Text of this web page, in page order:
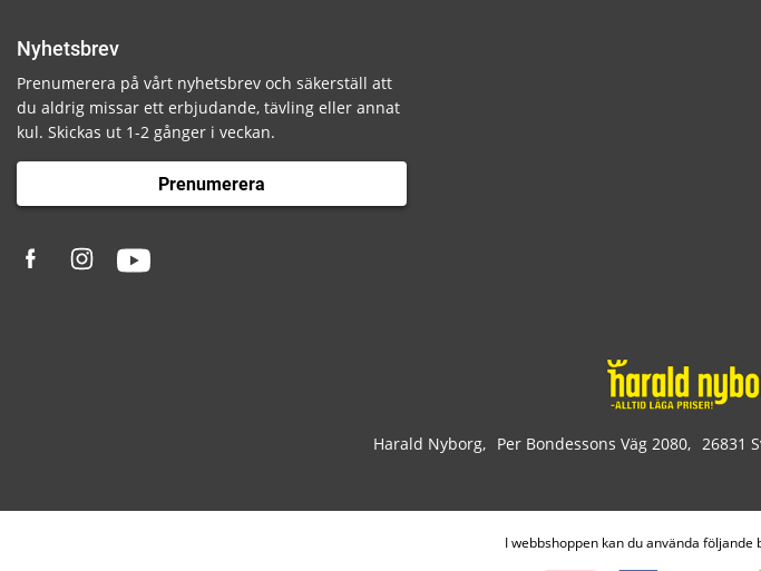
Nyhetsbrev
Prenumerera på vårt nyhetsbrev och säkerställ att
du aldrig missar ett erbjudande, tävling eller annat
kul. Skickas ut 1-2 gånger i veckan.
Prenumerera
Harald Nyborg Per Bondessons Väg 2080 26831
I webbshoppen kan du använda